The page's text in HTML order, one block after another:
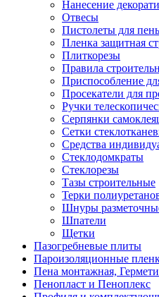
Нанесение
Отвесы
Пистолеты для
Пленка защитная
Плиткорезы
Правила
Приспособление
Просекатели для
Ручки
Серпянки
Сетки
Средства
Стеклодомкраты
Стеклорезы
Тазы строительные
Терки
Шнуры
Шпатели
Щетки
Пазогребневые плиты
Пароизоляционные
Пена монтажная,
Пенопласт и Пеноплекс